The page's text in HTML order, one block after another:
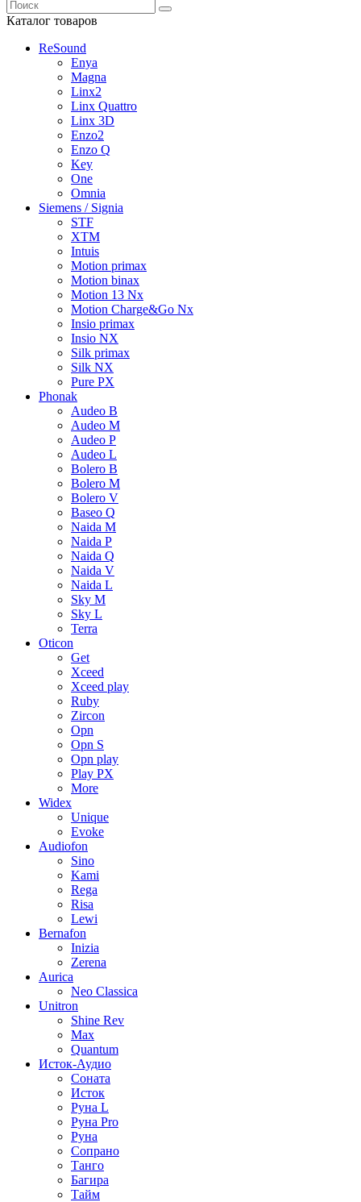
Каталог товаров
ReSound
Enya
Magna
Linx2
Linx Quattro
Linx 3D
Enzo2
Enzo Q
Key
One
Omnia
Siemens / Signia
STF
XTM
Intuis
Motion primax
Motion binax
Motion 13 Nx
Motion Charge&Go Nx
Insio primax
Insio NX
Silk primax
Silk NX
Pure PX
Phonak
Audeo B
Audeo M
Audeo P
Audeo L
Bolero B
Bolero M
Bolero V
Baseo Q
Naida M
Naida P
Naida Q
Naida V
Naida L
Sky M
Sky L
Terra
Oticon
Get
Xceed
Xceed play
Ruby
Zircon
Opn
Opn S
Opn play
Play PX
More
Widex
Unique
Evoke
Audiofon
Sino
Kami
Rega
Risa
Lewi
Bernafon
Inizia
Zerena
Aurica
Neo Classica
Unitron
Shine Rev
Max
Quantum
Исток-Аудио
Соната
Исток
Руна L
Руна Pro
Руна
Сопрано
Танго
Багира
Тайм